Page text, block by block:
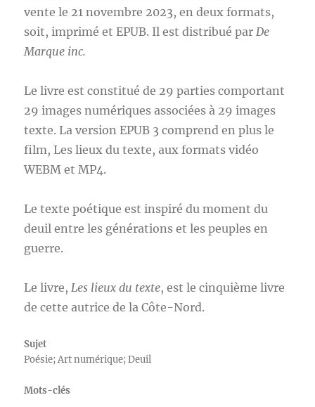
vente le 21 novembre 2023, en deux formats,
soit, imprimé et EPUB. Il est distribué par De
Marque inc.
Le livre est constitué de 29 parties comportant
29 images numériques associées à 29 images
texte. La version EPUB 3 comprend en plus le
film, Les lieux du texte, aux formats vidéo
WEBM et MP4.
Le texte poétique est inspiré du moment du
deuil entre les générations et les peuples en
guerre.
Le livre, Les lieux du texte, est le cinquième livre
de cette autrice de la Côte-Nord.
Sujet
Poésie; Art numérique; Deuil
Mots-clés